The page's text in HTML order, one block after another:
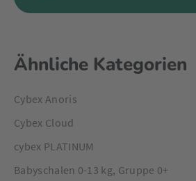
Ähnliche Kategorien
Cybex Anoris
Cybex Cloud
cybex PLATINUM
Babyschalen 0-13 kg, Gruppe 0+